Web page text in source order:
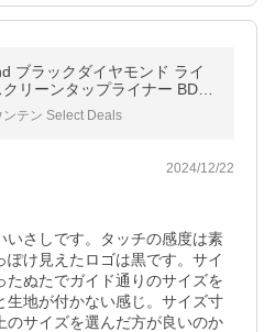
ブラックダイヤモンド ライ
リーンタップライナー BD77
ッチスクリーン対応 2025 秋
テン Select Deals
2024/12/22
いさしです。タッチの感度は素
け見えたロゴは黒です。サイ
たぬたでガイド通りのサイズを
生地が付かない感じ。サイズ寸
のサイズを選んだ方が良いのか